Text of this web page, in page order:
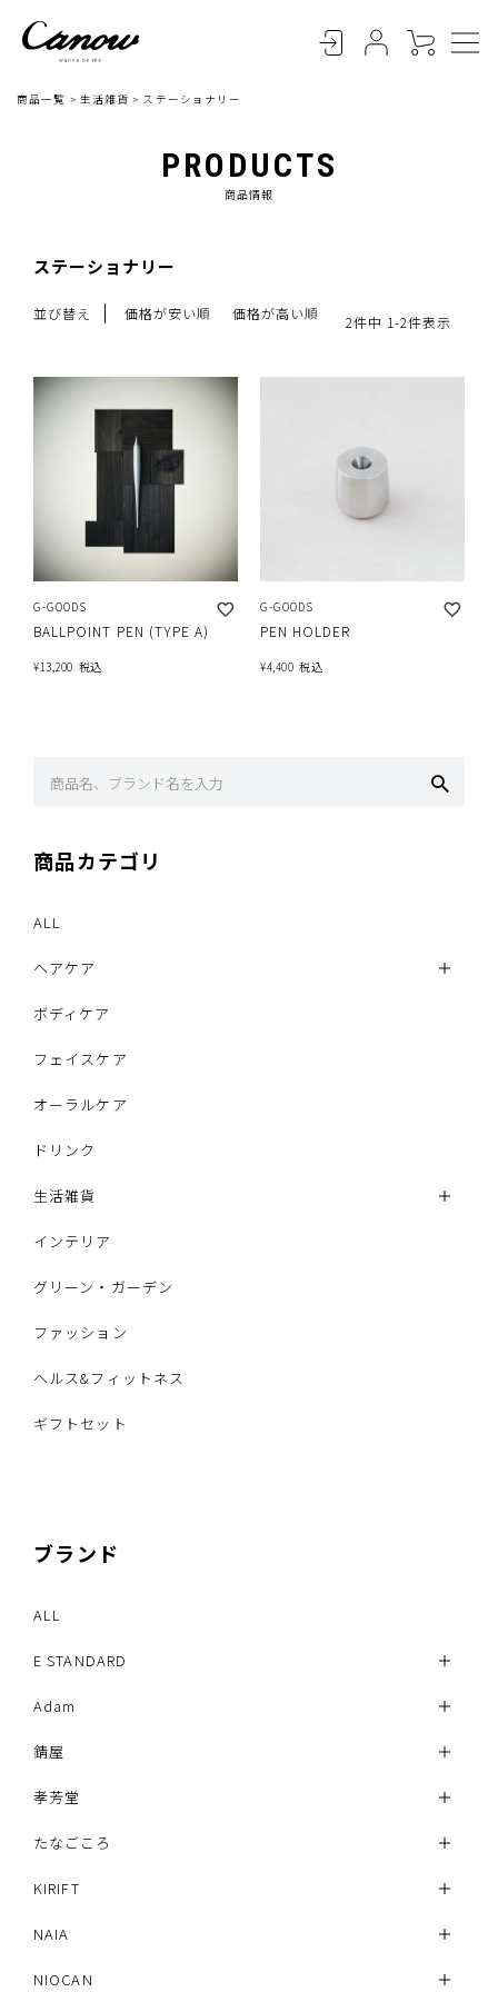
商品一覧 生活雑貨 ステーショナリー
PRODUCTS
商品情報
ステーショナリー
並び替え 価格が安い順 価格が高い順 2件中 1-2件表示
G-GOODS
BALLPOINT PEN (TYPE A)
¥13,200 税込
G-GOODS
PEN HOLDER
¥4,400 税込
商品カテゴリ
ALL
ヘアケア
ボディケア
フェイスケア
オーラルケア
ドリンク
生活雑貨
インテリア
グリーン・ガーデン
ファッション
ヘルス&フィットネス
ギフトセット
ブランド
ALL
E STANDARD
Adam
錆屋
孝芳堂
たなごころ
KIRIFT
NAIA
NIOCAN